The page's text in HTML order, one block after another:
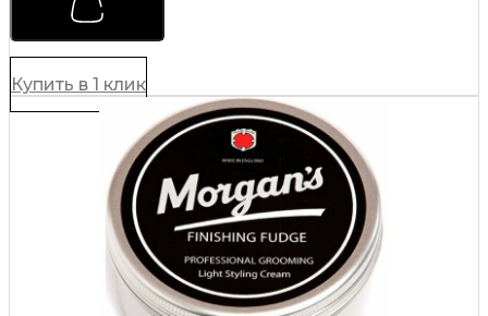
волос
Morgans
120
мл
quantity
Купить в 1 клик